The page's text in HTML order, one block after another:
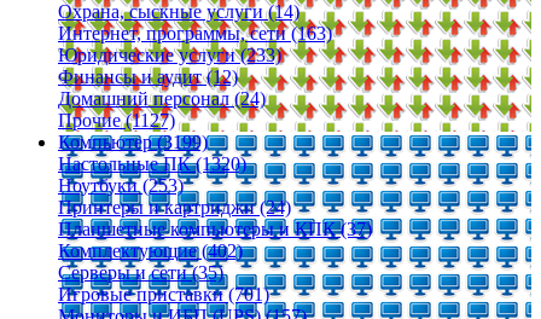
Охрана, сыскные услуги (14)
Интернет, программы, сети (163)
Юридические услуги (233)
Финансы и аудит (12)
Домашний персонал (24)
Прочие (1127)
Компьютер (3199)
Настольные ПК (1320)
Ноутбуки (253)
Принтеры и картриджи (24)
Планшетные компьютеры и КПК (37)
Комплектующие (402)
Серверы и сети (35)
Игровые приставки (701)